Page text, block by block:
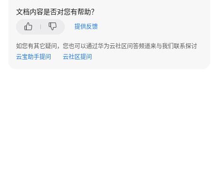
理
法
转
文档内容是否对您有帮助？
提供反馈
如您有其它疑问，您也可以通过华为云社区问答频道来与我们联系探讨
云宝助手提问
云社区提问